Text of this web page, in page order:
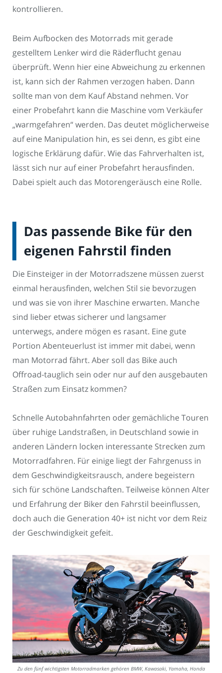
kontrollieren.
Beim Aufbocken des Motorrads mit gerade
gestelltem Lenker wird die Räderflucht genau
überprüft. Wenn hier eine Abweichung zu erkennen
ist, kann sich der Rahmen verzogen haben. Dann
sollte man von dem Kauf Abstand nehmen. Vor
einer Probefahrt kann die Maschine vom Verkäufer
„warmgefahren“ werden. Das deutet möglicherweise
auf eine Manipulation hin, es sei denn, es gibt eine
logische Erklärung dafür. Wie das Fahrverhalten ist,
lässt sich nur auf einer Probefahrt herausfinden.
Dabei spielt auch das Motorengeräusch eine Rolle.
Das passende Bike für den
eigenen Fahrstil finden
Die Einsteiger in der Motorradszene müssen zuerst
einmal herausfinden, welchen Stil sie bevorzugen
und was sie von ihrer Maschine erwarten. Manche
sind lieber etwas sicherer und langsamer
unterwegs, andere mögen es rasant. Eine gute
Portion Abenteuerlust ist immer mit dabei, wenn
man Motorrad fährt. Aber soll das Bike auch
Offroad-tauglich sein oder nur auf den ausgebauten
Straßen zum Einsatz kommen?
Schnelle Autobahnfahrten oder gemächliche Touren
über ruhige Landstraßen, in Deutschland sowie in
anderen Ländern locken interessante Strecken zum
Motorradfahren. Für einige liegt der Fahrgenuss in
dem Geschwindigkeitsrausch, andere begeistern
sich für schöne Landschaften. Teilweise können Alter
und Erfahrung der Biker den Fahrstil beeinflussen,
doch auch die Generation 40+ ist nicht vor dem Reiz
der Geschwindigkeit gefeit.
Zu den fünf wichtigsten Motorradmarken gehören BMW, Kawasaki, Yamaha, Honda